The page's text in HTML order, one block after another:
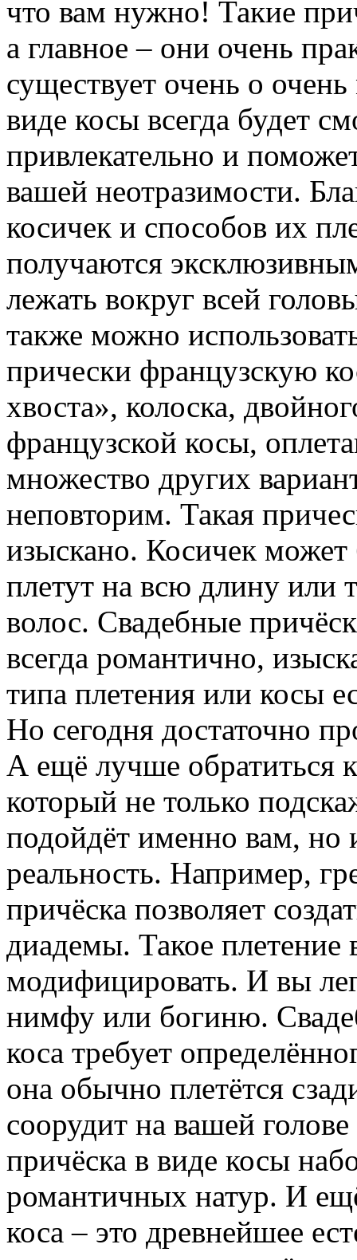
что вам нужно! Такие
а главное – они очень
существует очень о
виде косы всегда будет
привлекательно и
вашей неотразимости.
косичек и способов их
получаются
лежать вокруг всей
также можно
прически французскую
хвоста», колоска,
французской косы,
множество других
неповторим. Такая
изыскано. Косичек
плетут на всю длину или
волос. Свадебные
всегда романтично,
типа плетения или косы
Но сегодня достаточно
А ещё лучше обратиться
который не только
подойдёт именно вам, но
реальность. Например,
причёска позволяет
диадемы. Такое плетение
модифицировать. И вы
нимфу или богиню.
коса требует
она обычно плетётся
соорудит на вашей
причёска в виде косы
романтичных натур. И
коса – это древнейшее